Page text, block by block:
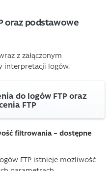
oraz podstawowe
z załączonym
interpretacji logów.
do logów FTP oraz
FTP
filtrowania – dostępne
FTP istnieje możliwość